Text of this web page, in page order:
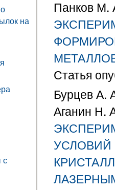
на
с
Панков М.
Статья
Бурцев А.
Аганин Н.